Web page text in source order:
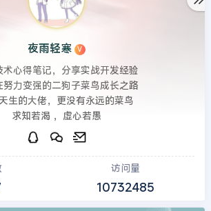
夜雨轻寒 V
术心得笔记，分享实战开发经验
努力变强的二狗子菜鸟成长之路
生的大佬，更没有永远的菜鸟
求知若渴 ，虚心若愚
访问量
10732485